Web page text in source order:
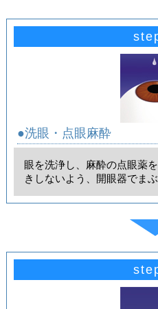
●洗眼・点眼麻酔
眼を洗浄し、麻酔の点眼薬
きしないよう、開眼器でま